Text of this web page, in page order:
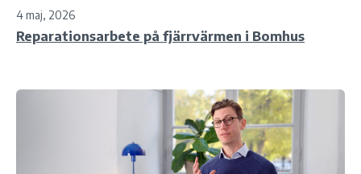
4 maj, 2026
Reparationsarbete på fjärrvärmen i Bomhus